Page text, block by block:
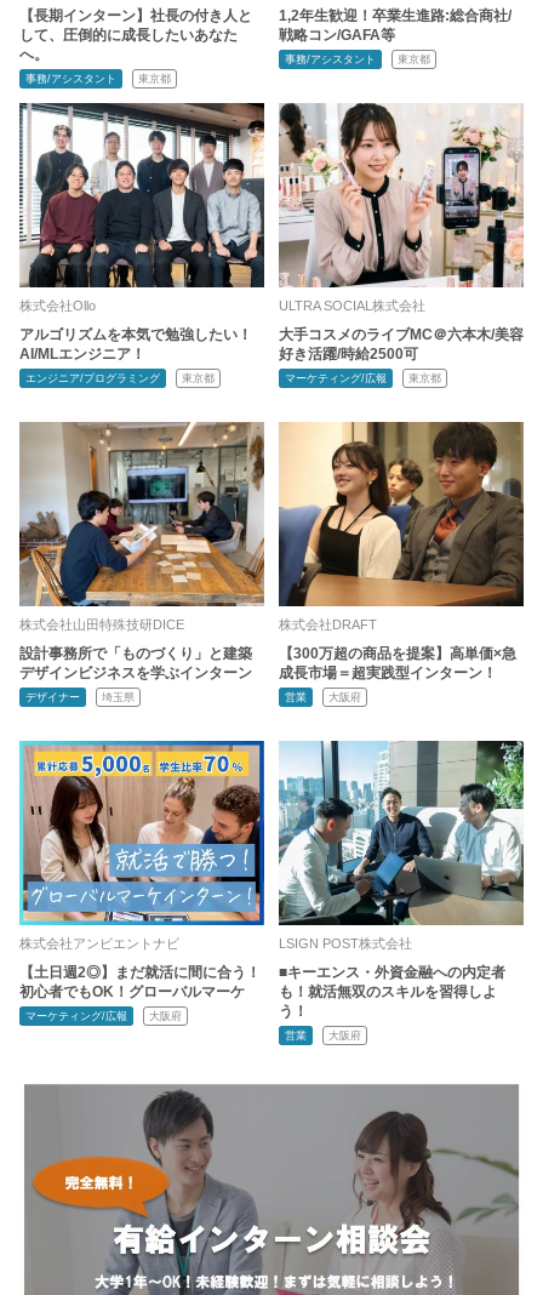
【長期インターン】社長の付き人と
して、圧倒的に成長したいあなた
へ。
事務/アシスタント 東京都
1,2年生歓迎！卒業生進路:総合商社/
戦略コン/GAFA等
事務/アシスタント 東京都
株式会社Ollo
アルゴリズムを本気で勉強したい！
AI/MLエンジニア！
エンジニア/プログラミング 東京都
ULTRA SOCIAL株式会社
大手コスメのライブMC＠六本木/美容
好き活躍/時給2500可
マーケティング/広報 東京都
株式会社山田特殊技研DICE
設計事務所で「ものづくり」と建築
デザインビジネスを学ぶインターン
デザイナー 埼玉県
株式会社DRAFT
【300万超の商品を提案】高単価×急
成長市場＝超実践型インターン！
営業 大阪府
株式会社アンビエントナビ
【土日週2◎】まだ就活に間に合う！
初心者でもOK！グローバルマーケ
マーケティング/広報 大阪府
LSIGN POST株式会社
■キーエンス・外資金融への内定者
も！就活無双のスキルを習得しよ
う！
営業 大阪府